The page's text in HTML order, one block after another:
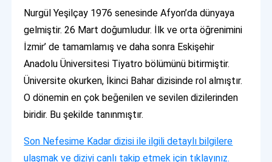
Nurgül Yeşilçay 1976 senesinde Afyon’da dünyaya
gelmiştir. 26 Mart doğumludur. İlk ve orta öğrenimini
İzmir’ de tamamlamış ve daha sonra Eskişehir
Anadolu Üniversitesi Tiyatro bölümünü bitirmiştir.
Üniversite okurken, İkinci Bahar dizisinde rol almıştır.
O dönemin en çok beğenilen ve sevilen dizilerinden
biridir. Bu şekilde tanınmıştır.
Son Nefesime Kadar dizisi ile ilgili detaylı bilgilere
ulaşmak ve diziyi canlı takip etmek için tıklayınız.